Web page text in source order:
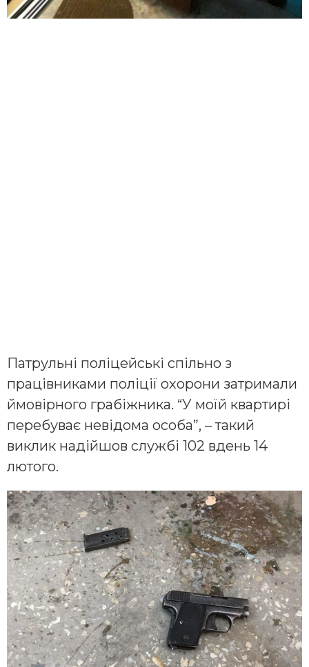
Патрульні поліцейські спільно з
працівниками поліції охорони затримали
ймовірного грабіжника. “У моїй квартирі
перебуває невідома особа”, – такий
виклик надійшов службі 102 вдень 14
лютого.